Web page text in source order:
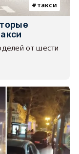
такси
от шести